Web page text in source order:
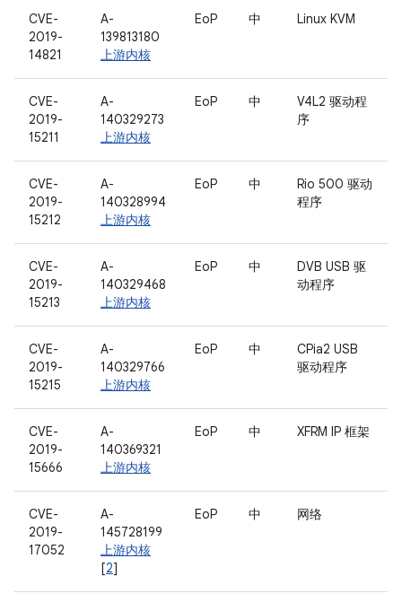
CVE-
2019-
14821
A-
139813180
上游内核
EoP 中 Linux KVM
CVE-
2019-
15211
A-
140329273
上游内核
EoP 中
V4L2 驱动程
序
CVE-
2019-
15212
A-
140328994
上游内核
EoP 中
Rio 500 驱动
程序
CVE-
2019-
15213
A-
140329468
上游内核
EoP 中
DVB USB 驱
动程序
CVE-
2019-
15215
A-
140329766
上游内核
EoP 中
CPia2 USB
驱动程序
CVE-
2019-
15666
A-
140369321
上游内核
EoP 中 XFRM IP 框架
CVE-
2019-
17052
A-
145728199
上游内核
[2]
EoP 中 网络